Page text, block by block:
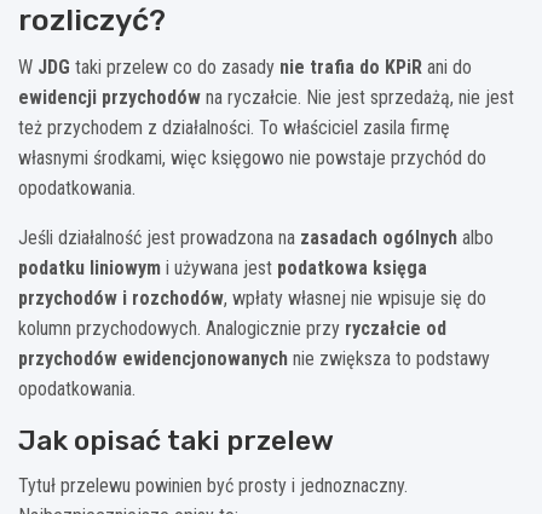
rozliczyć?
W JDG taki przelew co do zasady nie trafia do KPiR ani do
ewidencji przychodów na ryczałcie. Nie jest sprzedażą, nie jest
też przychodem z działalności. To właściciel zasila firmę
własnymi środkami, więc księgowo nie powstaje przychód do
opodatkowania.
Jeśli działalność jest prowadzona na zasadach ogólnych albo
podatku liniowym i używana jest podatkowa księga
przychodów i rozchodów, wpłaty własnej nie wpisuje się do
kolumn przychodowych. Analogicznie przy ryczałcie od
przychodów ewidencjonowanych nie zwiększa to podstawy
opodatkowania.
Jak opisać taki przelew
Tytuł przelewu powinien być prosty i jednoznaczny.